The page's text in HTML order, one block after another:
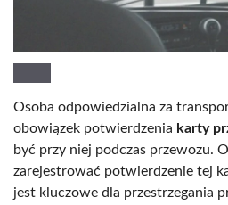
Osoba odpowiedzialna za
obowiązek potwierdzenia karty
być przy niej podczas przewozu.
zarejestrować potwierdzenie tej
jest kluczowe dla przestrzegania